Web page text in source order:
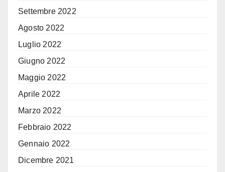
Settembre 2022
Agosto 2022
Luglio 2022
Giugno 2022
Maggio 2022
Aprile 2022
Marzo 2022
Febbraio 2022
Gennaio 2022
Dicembre 2021